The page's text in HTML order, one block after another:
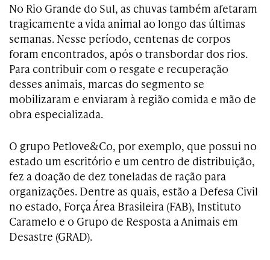
No Rio Grande do Sul, as chuvas também afetaram
tragicamente a vida animal ao longo das últimas
semanas. Nesse período, centenas de corpos
foram encontrados, após o transbordar dos rios.
Para contribuir com o resgate e recuperação
desses animais, marcas do segmento se
mobilizaram e enviaram à região comida e mão de
obra especializada.
O grupo Petlove&Co, por exemplo, que possui no
estado um escritório e um centro de distribuição,
fez a doação de dez toneladas de ração para
organizações. Dentre as quais, estão a Defesa Civil
no estado, Força Área Brasileira (FAB), Instituto
Caramelo e o Grupo de Resposta a Animais em
Desastre (GRAD).